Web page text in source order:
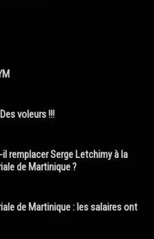
voleurs !!!
remplacer Serge Letchimy à la
de Martinique ?
de Martinique : les salaires ont